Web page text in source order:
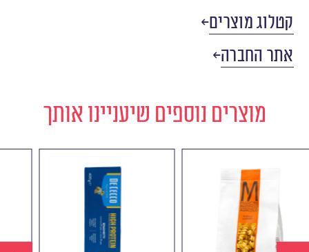
קטלוג מוצרים
אתר החברה
מוצרים נוספים שיעניינו אותך